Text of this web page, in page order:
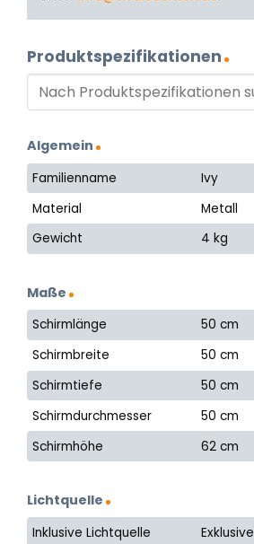
Produktspezifikationen
Algemein
Familienname
Ivy
Material
Metall
Gewicht
4 kg
Maße
Schirmlänge
50 cm
Schirmbreite
50 cm
Schirmtiefe
50 cm
Schirmdurchmesser
50 cm
Schirmhöhe
62 cm
Lichtquelle
Inklusive Lichtquelle
Exklusive